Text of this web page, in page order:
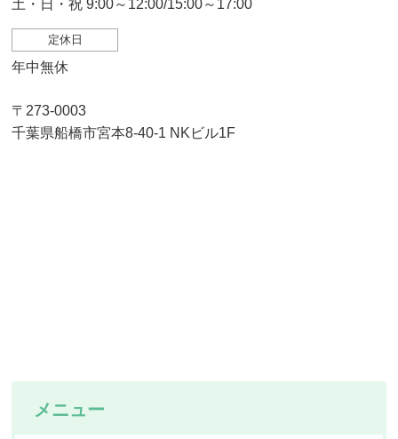
土・日・祝 9:00～12:00/15:00～17:00
定休日
年中無休
〒273-0003
千葉県船橋市宮本8-40-1 NKビル1F
メニュー